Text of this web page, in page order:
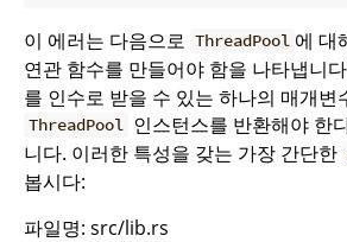
이 에러는 다음으로 ThreadPool 에 대
연관 함수를 만들어야 함을 나타냅니
를 인수로 받을 수 있는 하나의 매개변
ThreadPool 인스턴스를 반환해야 한
니다. 이러한 특성을 갖는 가장 간단한
봅시다:
파일명: src/lib.rs